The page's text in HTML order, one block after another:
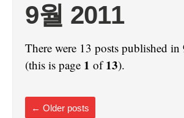
9월 2011
There were 13 posts published
(this is page 1 of13).
← Older posts